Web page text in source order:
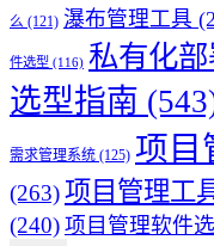
么 (121) 瀑布管理工具
件选型 (116) 私有化部
选型指南
需求管理系统 (125) 项目
(263)项目管理工
(240) 项目管理软件